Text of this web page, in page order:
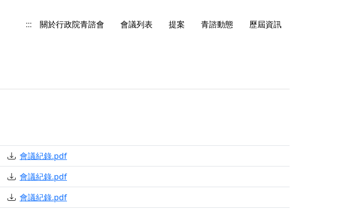
::: 關於行政院青諮會 會議列表 提案 青諮動態 歷屆資訊
會議紀錄.pdf
會議紀錄.pdf
會議紀錄.pdf